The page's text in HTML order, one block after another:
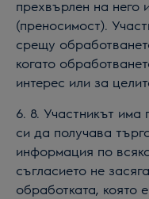
прехвърлен на него
(преносимост).
срещу
когато
интерес или за
6. 8. Участникът има
си да получава
информация по
съгласието не
обработката, която